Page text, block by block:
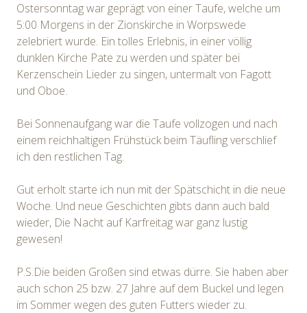
Ostersonntag war geprägt von einer Taufe, welche um
5:00 Morgens in der Zionskirche in Worpswede
zelebriert wurde. Ein tolles Erlebnis, in einer völlig
dunklen Kirche Pate zu werden und später bei
Kerzenschein Lieder zu singen, untermalt von Fagott
und Oboe.
Bei Sonnenaufgang war die Taufe vollzogen und nach
einem reichhaltigen Frühstück beim Täufling verschlief
ich den restlichen Tag.
Gut erholt starte ich nun mit der Spätschicht in die neue
Woche. Und neue Geschichten gibts dann auch bald
wieder, Die Nacht auf Karfreitag war ganz lustig
gewesen!
P.S.Die beiden Großen sind etwas dürre. Sie haben aber
auch schon 25 bzw. 27 Jahre auf dem Buckel und legen
im Sommer wegen des guten Futters wieder zu.